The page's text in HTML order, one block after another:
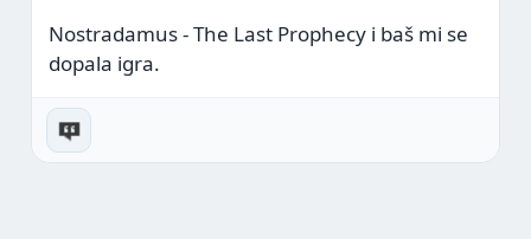
Nostradamus - The Last Prophecy i baš mi se
dopala igra.